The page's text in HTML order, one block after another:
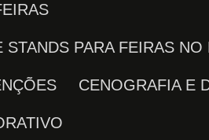
STANDS PARA FEIRAS NO
CENOGRAFIA E